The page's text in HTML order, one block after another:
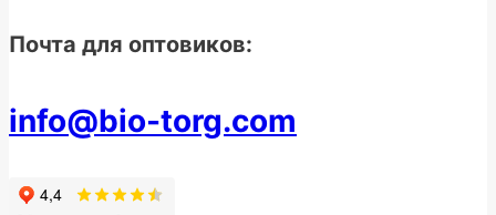
Почта для оптовиков:
info@bio-torg.com